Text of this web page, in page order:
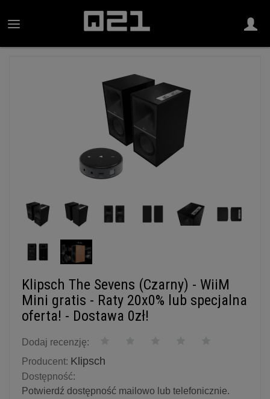
Klipsch The Sevens (Czarny) - WiiM
Mini gratis - Raty 20x0% lub specjalna
oferta! - Dostawa 0zł!
Dodaj recenzję:
Producent: Klipsch
Dostępność:
Potwierdź dostępność mailowo lub telefonicznie.